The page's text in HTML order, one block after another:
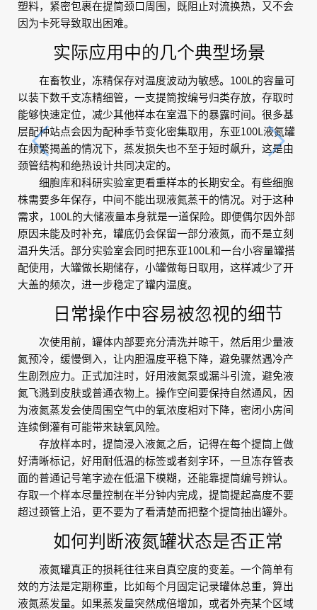
塑料，紧密包裹在提筒颈口周围，既阻止对流换热，又不会
因为卡死导致取出困难。
实际应用中的几个典型场景
在畜牧业，冻精保存对温度波动为敏感。100L的容量可
以装下数千支冻精细管，一支提筒按编号归类存放，存取时
能够快速定位，减少其他样本在室温下的暴露时间。很多基
层配种站点会因为配种季节变化密集取用，东亚100L液氮罐
在频繁揭盖的情况下，蒸发损失也不至于短时飙升，这是由
颈管结构和绝热设计共同决定的。
细胞库和科研实验室更看重样本的长期安全。有些细胞
株需要多年保存，中间不能出现液氮蒸干的情况。对于这种
需求，100L的大储液量本身就是一道保险。即便偶尔因外部
原因未能及时补充，罐底仍会保留一部分液氮，而不是立刻
温升失活。部分实验室会同时把东亚100L和一台小容量罐搭
配使用，大罐做长期储存，小罐做每日取用，这样减少了开
大盖的频次，进一步稳定了罐内温度。
日常操作中容易被忽视的细节
次使用前，罐体内部要充分清洗并晾干，然后用少量液
氮预冷，缓慢倒入，让内胆温度平稳下降，避免骤然遇冷产
生剧烈应力。正式加注时，好用液氮泵或漏斗引流，避免液
氮飞溅到皮肤或普通衣物上。操作空间要保持自然通风，因
为液氮蒸发会使周围空气中的氧浓度相对下降，密闭小房间
连续倒灌有可能带来缺氧风险。
存放样本时，提筒浸入液氮之后，记得在每个提筒上做
好清晰标记，好用耐低温的标签或者刻字环，一旦冻存管表
面的普通记号笔字迹在低温下模糊，还能靠提筒编号辨认。
存取一个样本尽量控制在半分钟内完成，提筒提起高度不要
超过颈管上沿，更不要为了看清楚而把整个提筒抽出罐外。
如何判断液氮罐状态是否正常
液氮罐真正的损耗往往来自真空度的变差。一个简单有
效的方法是定期称重，比如每个月固定记录罐体总重，算出
液氮蒸发量。如果蒸发量突然成倍增加，或者外壳某个区域